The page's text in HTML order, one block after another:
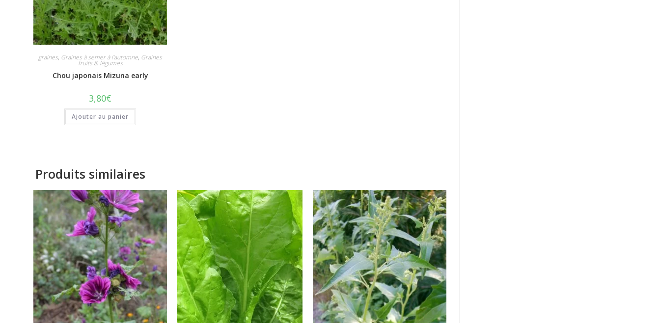
graines, Graines à semer à l'automne, Graines
fruits & légumes
Chou japonais Mizuna early
3,80€
Ajouter au panier
Produits similaires